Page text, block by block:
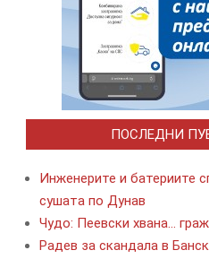
ПОСЛЕДНИ
Инженерите и батериите
сушата по Дунав
Чудо: Пеевски хвана…
Радев за скандала в